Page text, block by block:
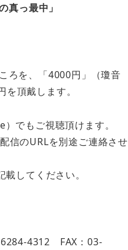
真っ最中」
ろを、「4000円」（瓊音
頂戴します。
でもご視聴頂けます。
信のURLを別途ご連絡させ
してください。
6284-4312 FAX：03-